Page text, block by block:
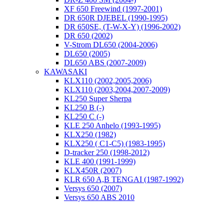
XF 650 Freewind (1997-2001)
DR 650R DJEBEL (1990-1995)
DR 650SE, (T-W-X-Y) (1996-2002)
DR 650 (2002)
V-Strom DL650 (2004-2006)
DL650 (2005)
DL650 ABS (2007-2009)
KAWASAKI
KLX110 (2002,2005,2006)
KLX110 (2003,2004,2007-2009)
KL250 Super Sherpa
KL250 B (-)
KL250 C (-)
KLE 250 Anhelo (1993-1995)
KLX250 (1982)
KLX250 ( C1-C5) (1983-1995)
D-tracker 250 (1998-2012)
KLE 400 (1991-1999)
KLX450R (2007)
KLR 650 A,B TENGAI (1987-1992)
Versys 650 (2007)
Versys 650 ABS 2010